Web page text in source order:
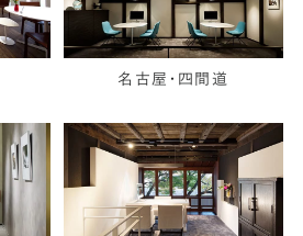
名古屋・四間道